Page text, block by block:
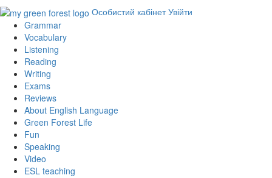
Особистий кабінет Увійти
Grammar
Vocabulary
Listening
Reading
Writing
Exams
Reviews
About English Language
Green Forest Life
Fun
Speaking
Video
ESL teaching